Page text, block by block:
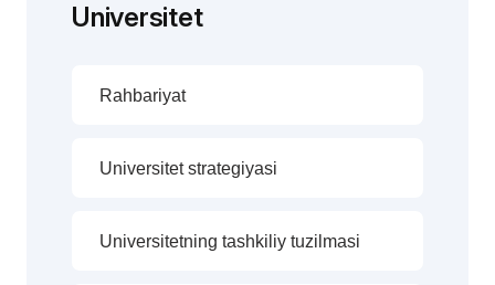
Universitet
Rahbariyat
Universitet strategiyasi
Universitetning tashkiliy tuzilmasi